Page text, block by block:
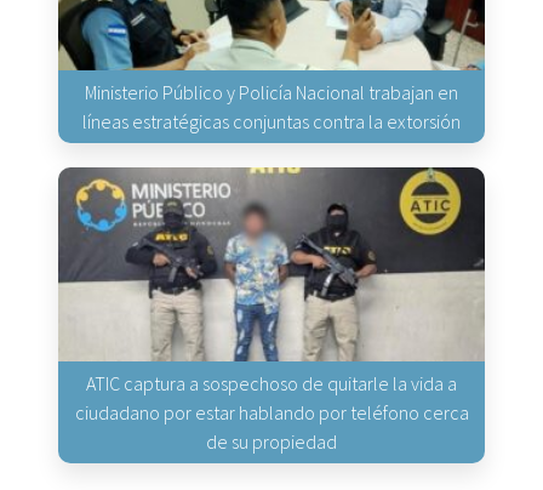
Ministerio Público y Policía Nacional trabajan en
líneas estratégicas conjuntas contra la extorsión
ATIC captura a sospechoso de quitarle la vida a
ciudadano por estar hablando por teléfono cerca
de su propiedad